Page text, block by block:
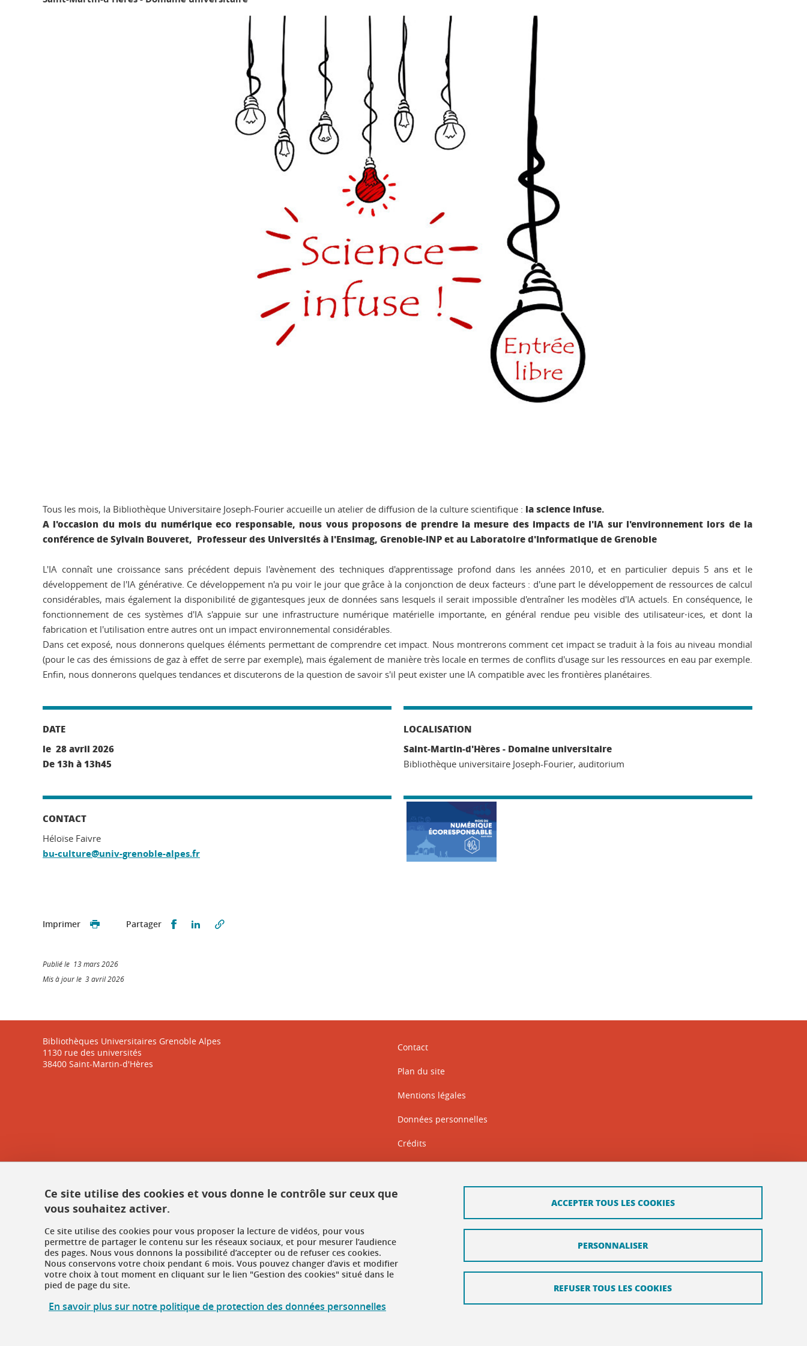
Tous les mois, la Bibliothèque Universitaire Joseph-Fourier accueille un atelier de diffusion de la culture scientifique : la science infuse.
A l'occasion du mois du numérique eco responsable, nous vous proposons de prendre la mesure des impacts de l'IA sur l'environnement lors de la
conférence de Sylvain Bouveret, Professeur des Universités à l'Ensimag, Grenoble-INP et au Laboratoire d'Informatique de Grenoble
L'IA connaît une croissance sans précédent depuis l'avènement des techniques d'apprentissage profond dans les années 2010, et en particulier depuis 5 ans et le
développement de l'IA générative. Ce développement n'a pu voir le jour que grâce à la conjonction de deux facteurs : d'une part le développement de ressources de calcul
considérables, mais également la disponibilité de gigantesques jeux de données sans lesquels il serait impossible d'entraîner les modèles d'IA actuels. En conséquence, le
fonctionnement de ces systèmes d'IA s'appuie sur une infrastructure numérique matérielle importante, en général rendue peu visible des utilisateur⋅ices, et dont la
fabrication et l'utilisation entre autres ont un impact environnemental considérables.
Dans cet exposé, nous donnerons quelques éléments permettant de comprendre cet impact. Nous montrerons comment cet impact se traduit à la fois au niveau mondial
(pour le cas des émissions de gaz à effet de serre par exemple), mais également de manière très locale en termes de conflits d'usage sur les ressources en eau par exemple.
Enfin, nous donnerons quelques tendances et discuterons de la question de savoir s'il peut exister une IA compatible avec les frontières planétaires.
DATE
le 28 avril 2026
De 13h à 13h45
LOCALISATION
Saint-Martin-d'Hères - Domaine universitaire
Bibliothèque universitaire Joseph-Fourier, auditorium
CONTACT
Héloïse Faivre
bu-culture@univ-grenoble-alpes.fr
Imprimer Partager Partager sur Facebook
Partager sur LinkedIn
Publié le 13 mars 2026
Mis à jour le 3 avril 2026
Bibliothèques Universitaires Grenoble Alpes
1130 rue des universités
38400 Saint-Martin-d'Hères
Contact
Plan du site
Mentions légales
Données personnelles
Crédits
Intranet DGD BAPSO - réseau doc
Ce site utilise des cookies et vous donne le contrôle sur ceux que
vous souhaitez activer.
Ce site utilise des cookies pour vous proposer la lecture de vidéos, pour vous
permettre de partager le contenu sur les réseaux sociaux, et pour mesurer l’audience
des pages. Nous vous donnons la possibilité d’accepter ou de refuser ces cookies.
Nous conservons votre choix pendant 6 mois. Vous pouvez changer d’avis et modifier
votre choix à tout moment en cliquant sur le lien "Gestion des cookies" situé dans le
pied de page du site.
En savoir plus sur notre politique de protection des données personnelles
ACCEPTER TOUS LES COOKIES
REFUSER TOUS LES COOKIES
PERSONNALISER